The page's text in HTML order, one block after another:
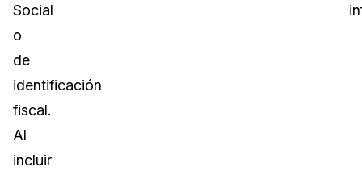
Social
o
de
identificación
fiscal.
Al
incluir